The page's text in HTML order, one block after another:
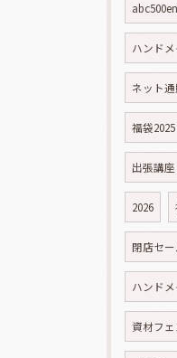
ハンド
ネット
福袋2025
出張講座
2026
閉店セー
ハンドメ
資材フェ